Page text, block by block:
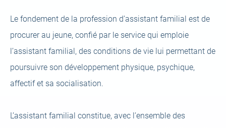
Le fondement de la profession d’assistant familial est de
procurer au jeune, confié par le service qui emploie
l’assistant familial, des conditions de vie lui permettant de
poursuivre son développement physique, psychique,
affectif et sa socialisation.
L’assistant familial constitue, avec l’ensemble des